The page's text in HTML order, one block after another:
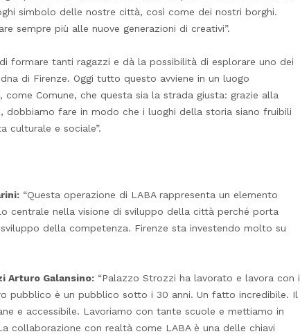
simbolo delle nostre città, così come dei nostri borghi.
sempre più alle nuove generazioni di creativi”.
formare tanti ragazzi e dà la possibilità di esplorare uno dei
di Firenze. Oggi tutto questo avviene in un luogo
Comune, che questa sia la strada giusta: grazie alla
fare in modo che i luoghi della storia siano fruibili
culturale e sociale”.
“Questa operazione di LABA rappresenta un elemento
centrale nella visione di sviluppo della città perché porta
della competenza. Firenze sta investendo molto su
Arturo Galansino: “Palazzo Strozzi ha lavorato e lavora con i
pubblico è un pubblico sotto i 30 anni. Un fatto incredibile. Il
e accessibile. Lavoriamo con tante scuole e mettiamo in
collaborazione con realtà come LABA è una delle chiavi